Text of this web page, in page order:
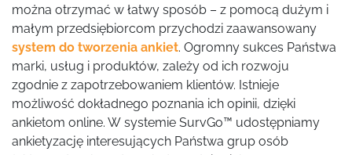
można otrzymać w łatwy sposób – z pomocą dużym i
małym przedsiębiorcom przychodzi zaawansowany
system do tworzenia ankiet. Ogromny sukces Państwa
marki, usług i produktów, zależy od ich rozwoju
zgodnie z zapotrzebowaniem klientów. Istnieje
możliwość dokładnego poznania ich opinii, dzięki
ankietom online. W systemie SurvGo™ udostępniamy
ankietyzację interesujących Państwa grup osób